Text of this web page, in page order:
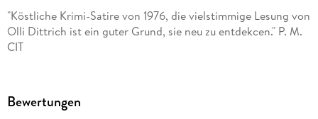
"Köstliche Krimi-Satire von 1976, die vielstimmige Lesung von
Olli Dittrich ist ein guter Grund, sie neu zu entdekcen." P. M.
CIT
Bewertungen